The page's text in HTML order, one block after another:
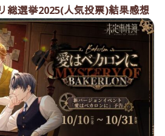
総選挙2025(人気投票)結果感想